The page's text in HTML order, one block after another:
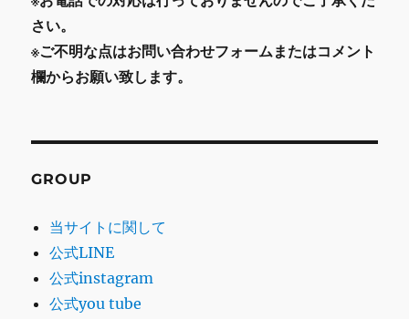
さい。
※ご不明な点はお問い合わせフォームまたはコメント
欄からお願い致します。
GROUP
当サイトに関して
公式LINE
公式instagram
公式you tube